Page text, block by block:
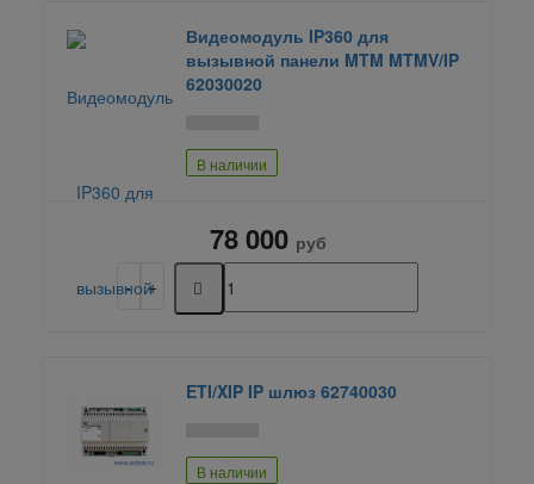
Видеомодуль IP360 для
вызывной панели MTM MTMV/IP
62030020
В наличии
78 000 руб
ETI/XIP IP шлюз 62740030
В наличии